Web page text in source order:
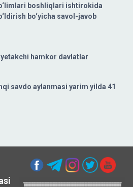
boshliqlari ishtirokida
bo‘yicha savol-javob
hamkor davlatlar
savdo aylanmasi yarim yilda 41